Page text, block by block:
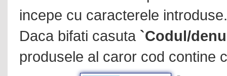
incepe cu caracterele introduse.
Daca bifati casuta `Codul/
produsele al caror cod contine